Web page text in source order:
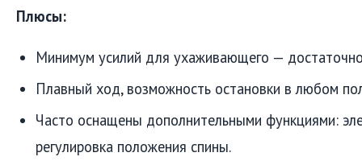
Плюсы:
Минимум усилий для ухаживающего —
Плавный ход, возможность остановки в любом
Часто оснащены дополнительными функциями:
регулировка положения спины.